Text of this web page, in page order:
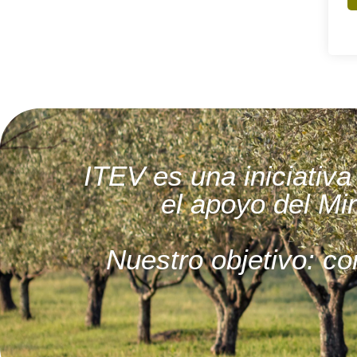
ITEV es una
el apoyo del
Nuestro objetivo: